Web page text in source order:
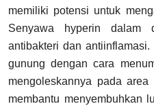
memiliki potensi untuk
Senyawa hyperin dalam
antibakteri dan
gunung dengan cara
mengoleskannya pada
membantu menyembuhkan